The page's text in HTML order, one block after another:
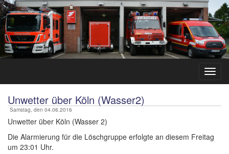
Unwetter über Köln (Wasser2)
Samstag, den 04.06.2016
Unwetter über Köln (Wasser 2)
Die Alarmierung für die Löschgruppe erfolgte an diesem Freitag
um 23:01 Uhr.